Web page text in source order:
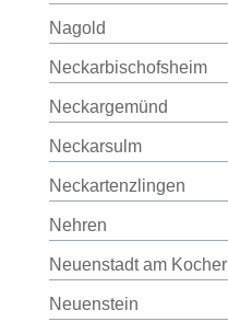
Nagold
Neckarbischofsheim
Neckargemünd
Neckarsulm
Neckartenzlingen
Nehren
Neuenstadt am Kocher
Neuenstein